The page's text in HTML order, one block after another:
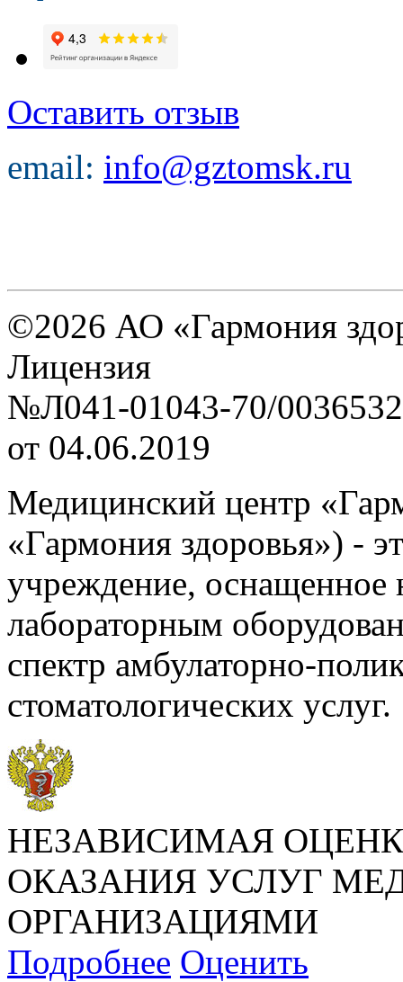
Оставить отзыв
email: info@gztomsk.ru
©2026 АО «Гармония
Лицензия
№Л041-01043-70/
от 04.06.2019
Медицинский центр
«Гармония здоровья») -
учреждение,
лабораторным
спектр амбулаторно-
стоматологических услуг.
НЕЗАВИСИМАЯ
ОКАЗАНИЯ УСЛУГ
ОРГАНИЗАЦИЯМИ
Подробнее Оценить